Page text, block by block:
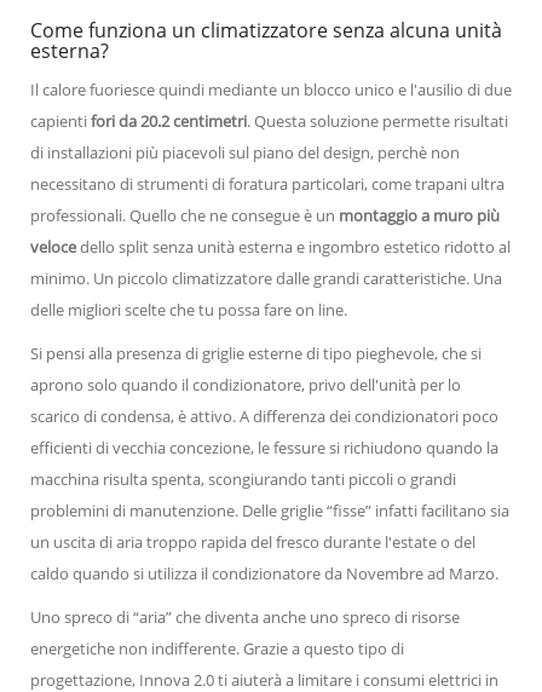
Come funziona un climatizzatore senza alcuna unità
esterna?
Il calore fuoriesce quindi mediante un blocco unico e l'ausilio di due
capientifori da 20.2 centimetri. Questa soluzione permette risultati
di installazioni più piacevoli sul piano del design, perchè non
necessitano di strumenti di foratura particolari, come trapani ultra
professionali. Quello che ne consegue è un montaggio a muro più
velocedello split senza unità esterna e ingombro estetico ridotto al
minimo. Un piccolo climatizzatore dalle grandi caratteristiche. Una
delle migliori scelte che tu possa fare on line.
Si pensi alla presenza di griglie esterne di tipo pieghevole, che si
aprono solo quando il condizionatore, privo dell'unità per lo
scarico di condensa, è attivo. A differenza dei condizionatori poco
efficienti di vecchia concezione, le fessure si richiudono quando la
macchina risulta spenta, scongiurando tanti piccoli o grandi
problemini di manutenzione. Delle griglie “fisse” infatti facilitano sia
un uscita di aria troppo rapida del fresco durante l'estate o del
caldo quando si utilizza il condizionatore da Novembre ad Marzo.
Uno spreco di “aria” che diventa anche uno spreco di risorse
energetiche non indifferente. Grazie a questo tipo di
progettazione, Innova 2.0 ti aiuterà a limitare i consumi elettrici in